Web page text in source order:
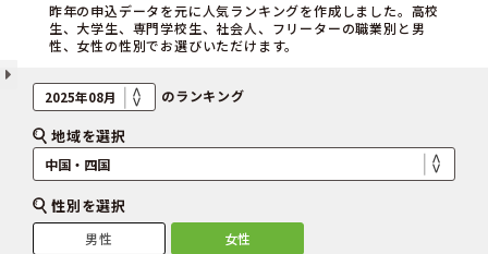
昨年の申込データを元に人気ランキングを作成しました。高校
生、大学生、専門学校生、社会人、フリーターの職業別と男
性、女性の性別でお選びいただけます。
のランキング
地域を選択
性別を選択
男性 女性